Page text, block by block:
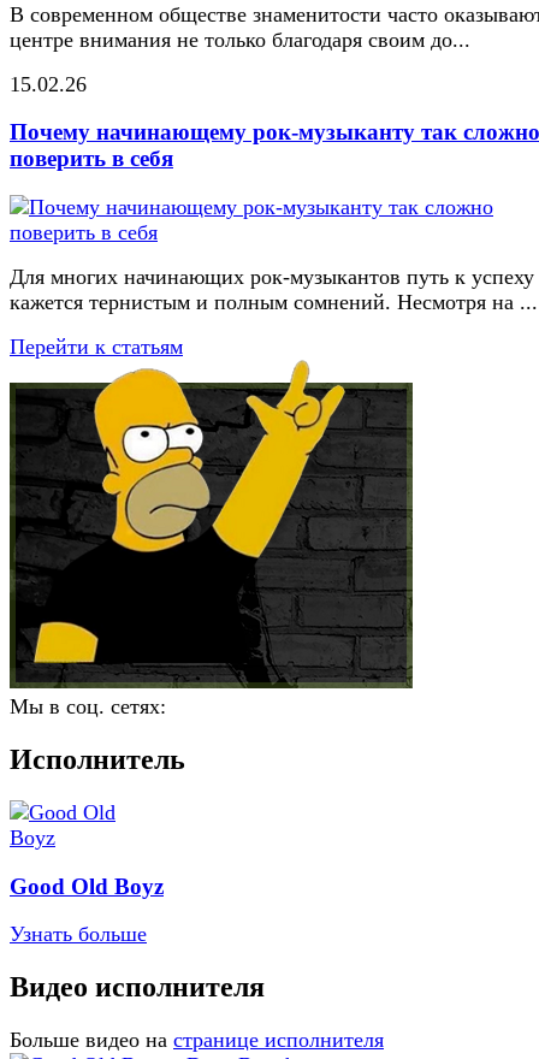
В современном обществе знаменитости часто
центре внимания не только благодаря своим до...
15.02.26
Почему начинающему рок-музыканту так сложно
поверить в себя
Для многих начинающих рок-музыкантов путь к успеху
кажется тернистым и полным сомнений. Несмотря на ...
Перейти к статьям
Мы в соц. сетях:
Исполнитель
Good Old Boyz
Узнать больше
Видео исполнителя
Больше видео на странице исполнителя